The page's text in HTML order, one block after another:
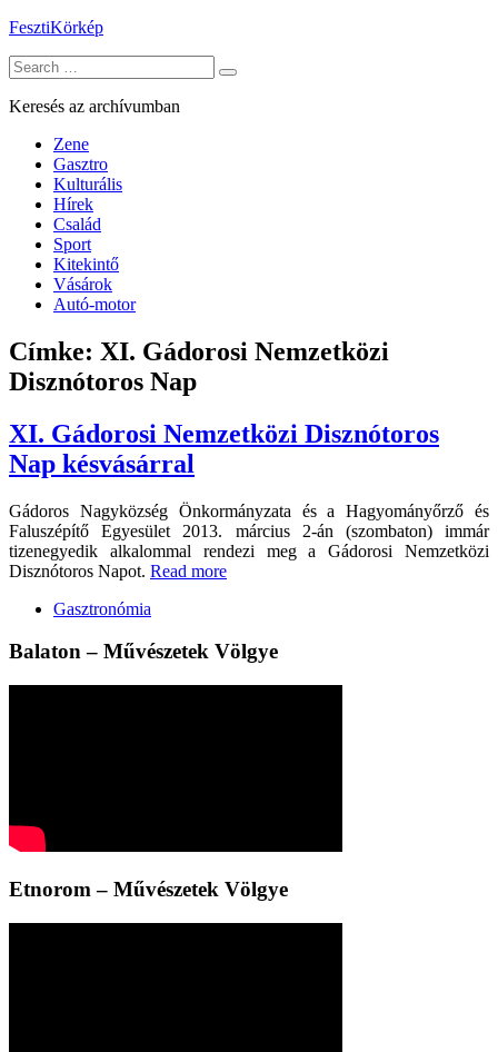
Skip
content
FesztiKörkép
Search
for:
Keresés az archívumban
Zene
Gasztro
Kulturális
Hírek
Család
Sport
Kitekintő
Vásárok
Autó-motor
Címke: XI. Gádorosi Nemzetközi
Disznótoros Nap
XI. Gádorosi Nemzetközi Disznótoros
Nap késvásárral
Gádoros Nagyközség Önkormányzata és a Hagyományőrző és
Faluszépítő Egyesület 2013. március 2-án (szombaton) immár
tizenegyedik alkalommal rendezi meg a Gádorosi Nemzetközi
Disznótoros Napot. Read more
Gasztronómia
Balaton – Művészetek Völgye
Etnorom – Művészetek Völgye